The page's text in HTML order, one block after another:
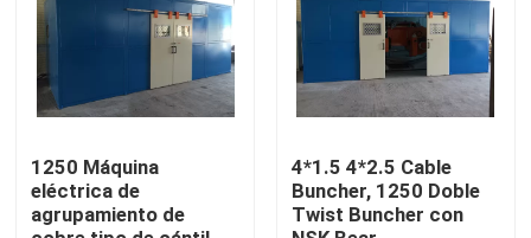
Sobre nosotros
Recorrido por la fábrica
Control de calidad
1250 Máquina
eléctrica de
agrupamiento de
4*1.5 4*2.5 Cable
Buncher, 1250 Doble
Twist Buncher con